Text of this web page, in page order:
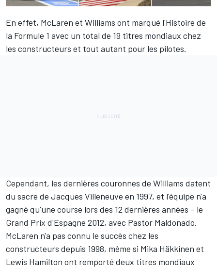
En effet, McLaren et Williams ont marqué l'Histoire de
la Formule 1 avec un total de 19 titres mondiaux chez
les constructeurs et tout autant pour les pilotes.
Cependant, les dernières couronnes de Williams datent
du sacre de Jacques Villeneuve en 1997, et l'équipe n'a
gagné qu'une course lors des 12 dernières années – le
Grand Prix d'Espagne 2012, avec Pastor Maldonado.
McLaren n'a pas connu le succès chez les
constructeurs depuis 1998, même si Mika Häkkinen et
Lewis Hamilton ont remporté deux titres mondiaux